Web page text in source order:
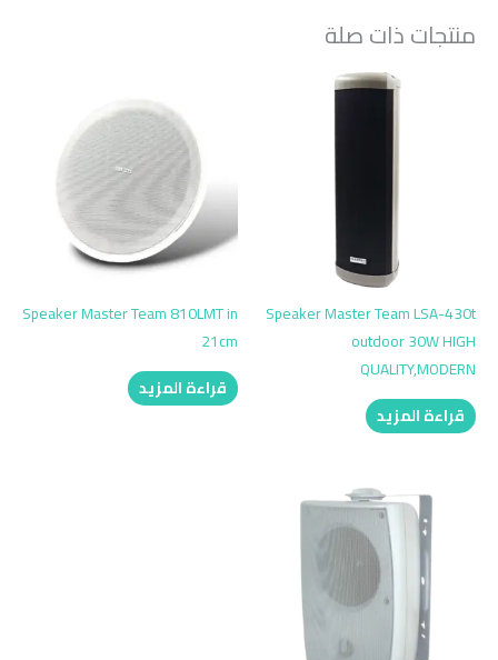
منتجات ذات صلة
Speaker Master Team LSA-430t
outdoor 30W HIGH
QUALITY,MODERN
قراءة المزيد
Speaker Master Team 810LMT in
21cm
قراءة المزيد